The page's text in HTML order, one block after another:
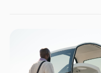
미국인들은 경제 문제를 어느 때보
한국도 미국 정치와 경제 변화에
미국의 상황을 면밀히 모니터링하
분석했다. TV를 통해서 드러난 바
대통령으로서의 역장에 대한 우려
창업자로 대표적인 바이든 지지자
멜혼은 "조 바이든이 끔찍한 밤을